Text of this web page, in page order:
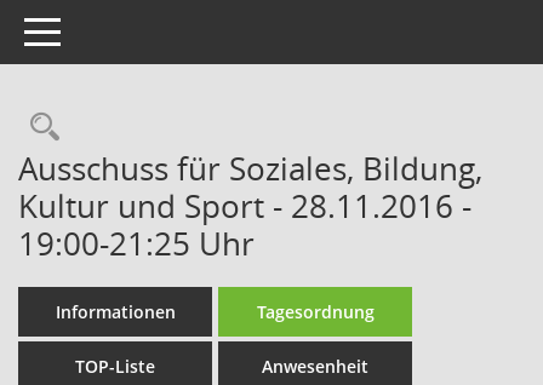
Toggle navigation
Rechercheauswahl
Ausschuss für Soziales, Bildung,
Kultur und Sport - 28.11.2016 -
19:00-21:25 Uhr
Informationen Tagesordnung
TOP-Liste Anwesenheit